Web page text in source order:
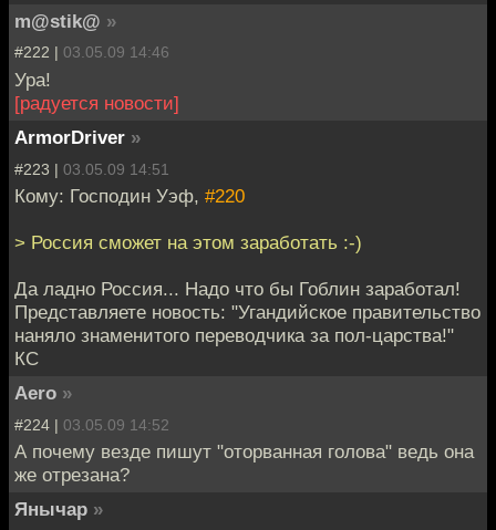
m@stik@ »
#222 | 03.05.09 14:46
Ура!
[радуется новости]
ArmorDriver »
#223 | 03.05.09 14:51
Кому: Господин Уэф, #220
> Россия сможет на этом заработать :-)
Да ладно Россия... Надо что бы Гоблин заработал!
Представляете новость: "Угандийское правительство
наняло знаменитого переводчика за пол-царства!"
КС
Aero »
#224 | 03.05.09 14:52
А почему везде пишут "оторванная голова" ведь она
же отрезана?
Янычар »